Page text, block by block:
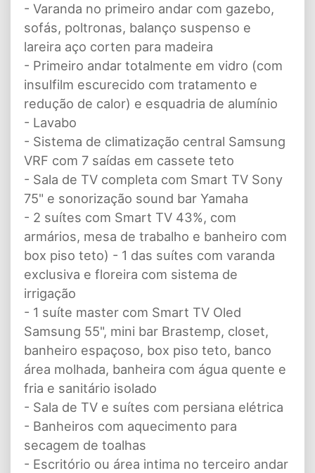
- Varanda no primeiro andar com gazebo,
sofás, poltronas, balanço suspenso e
lareira aço corten para madeira
- Primeiro andar totalmente em vidro (com
insulfilm escurecido com tratamento e
redução de calor) e esquadria de alumínio
- Lavabo
- Sistema de climatização central Samsung
VRF com 7 saídas em cassete teto
- Sala de TV completa com Smart TV Sony
75" e sonorização sound bar Yamaha
- 2 suítes com Smart TV 43%, com
armários, mesa de trabalho e banheiro com
box piso teto) - 1 das suítes com varanda
exclusiva e floreira com sistema de
irrigação
- 1 suíte master com Smart TV Oled
Samsung 55", mini bar Brastemp, closet,
banheiro espaçoso, box piso teto, banco
área molhada, banheira com água quente e
fria e sanitário isolado
- Sala de TV e suítes com persiana elétrica
- Banheiros com aquecimento para
secagem de toalhas
- Escritório ou área intima no terceiro andar